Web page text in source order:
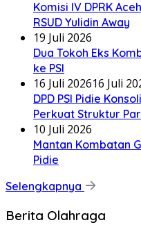
Komisi IV DPRK
RSUD Yulidin Away
19 Juli 2026
Dua Tokoh Eks
ke PSI
16 Juli 202616 Juli
DPD PSI Pidie
Perkuat Struktur
10 Juli 2026
Mantan Kombatan
Pidie
Selengkapnya
Berita Olahraga